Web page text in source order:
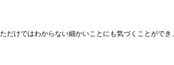
けではわからない細かいことにも気づくことができ、